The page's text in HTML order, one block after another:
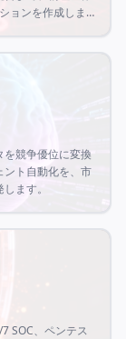
ョンを作成しま
を競争優位に変換
ント自動化を、市
ます。
SOC、ペンテス